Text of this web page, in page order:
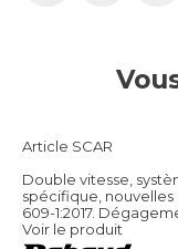
Article SCAR
Double vitesse,
spécifique,
609-1:2017.
Voir le produit